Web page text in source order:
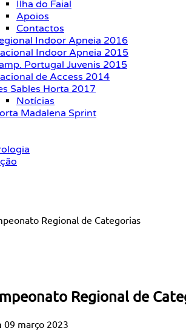
Ilha do Faial
Apoios
Contactos
Indoor Apneia 2016
Indoor Apneia 2015
Portugal Juvenis 2015
de Access 2014
Sables Horta 2017
Notícias
Madalena Sprint
Regional de Categorias
Regional de
09 março 2023